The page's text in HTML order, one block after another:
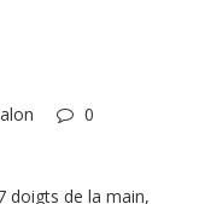
0
doigts de la main,